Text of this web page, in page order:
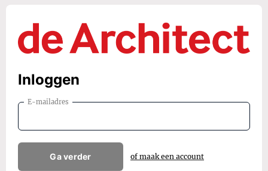
Inloggen
E-mailadres
Ga verder of maak een account